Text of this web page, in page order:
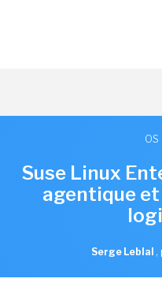
OS
Suse Linux
agentique
Serge Leblal ,